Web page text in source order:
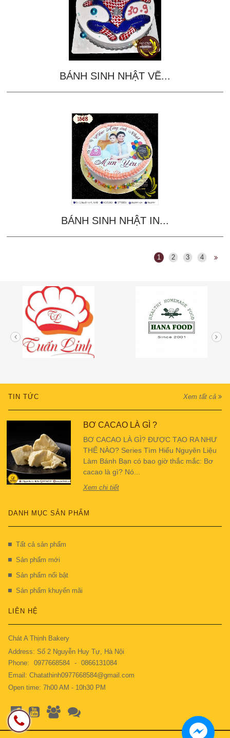
BÁNH SINH NHẬT VẼ...
BÁNH SINH NHẬT IN...
1 2 3 4
TIN TỨC Xem tất cả
BƠ CACAO LÀ GÌ ?
BƠ CACAO LÀ GÌ? ĐƯỢC TẠO RA NHƯ
THẾ NÀO? Series Tìm Hiểu Nguyên Liệu
Làm Bánh Bạn có bao giờ thắc mắc: Bơ
cacao là gì? Nó...
Xem chi tiết
DANH MỤC SẢN PHẨM
Tất cả sản phẩm
Sản phẩm mới
Sản phẩm nổi bật
Sản phẩm khuyến mãi
LIÊN HỆ
Chát A Thịnh Bakery
Address: Số 2 Nguyễn Huy Tự, Hà Nội
Phone:
0977668584 -
0866131084
Email: Chatathinh0977668584@gmail.com
Open time: 7h00 AM - 10h30 PM